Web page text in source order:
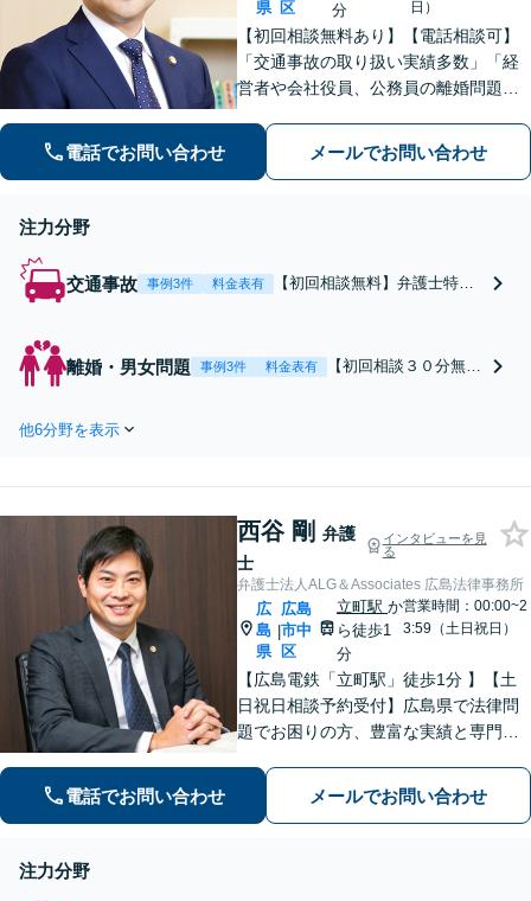
県 区 分 日）
【初回相談無料あり】【電話相談可】
「交通事故の取り扱い実績多数」「経
営者や会社役員、公務員の離婚問題に
に解決」【休日・夜間面談対応】【縮
景園前駅4分】
電話でお問い合わせ メールでお問い合わせ
注力分野
交通事故 事例3件 料金表有
【初回相談無料】弁護士特約
高い事故にも対応」保険会社
との交渉で賠償金アップに努
離婚・男女問題 事例3件 料金表有
【初回相談３０分無
ど、金銭問題もお任せ
社役員、公務員の離婚
問題にも注力」親権・
面会交流など、お子さ
ま関連のご相談も
他6分野を表示
西谷 剛 弁護
士
インタビューを見
る
弁護士法人ALG＆Associates 広島法律事務所
広
島
県
|
広島
市中
区
立町駅か
ら徒歩1
分
営業時間：00:00~2
3:59（土日祝日）
【広島電鉄「立町駅」徒歩1分 】【土
日祝日相談予約受付】広島県で法律問
題でお困りの方、豊富な実績と専門性
電話でお問い合わせ メールでお問い合わせ
注力分野